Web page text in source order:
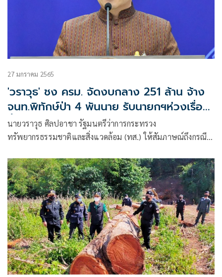
27 มกราคม 2565
'วราวุธ' ชง ครม. จัดงบกลาง 251 ล้าน จ้าง
จนท.พิทักษ์ป่า 4 พันนาย รับนายกฯห่วงเรื่อง
นี้
นายวราวุธ ศิลปอาชา รัฐมนตรีว่าการกระทรวง
ทรัพยากรธรรมชาติและสิ่งแวดล้อม (ทส.) ให้สัมภาษณ์ถึงกรณีที่
รัฐบาลปรับลดงบประมาณปี 2565 สำหรับดูแลป่าลง 47% ส่งผล
ให้กรมอุทยานแห่งชาติ สัตว์ป่า